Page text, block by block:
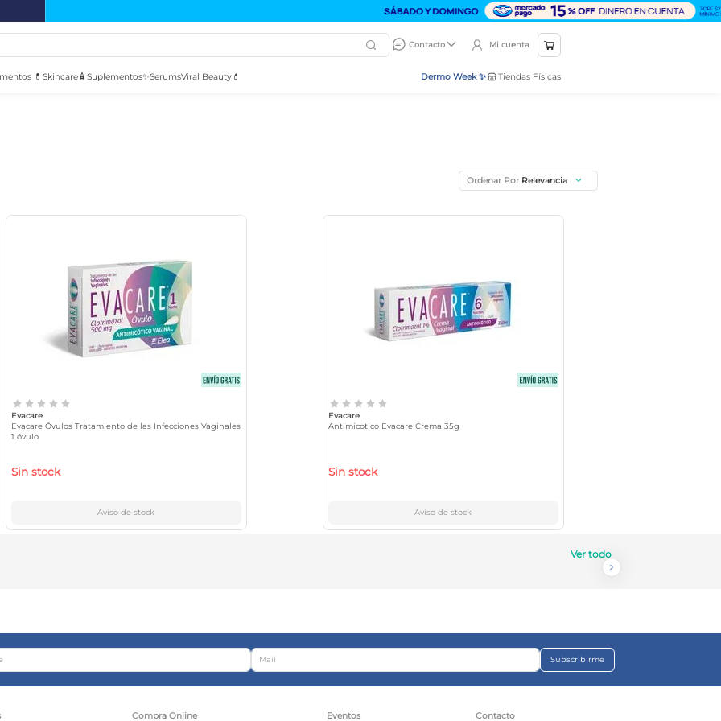
Contacto
Mi cuenta
💊 Skincare🧴 Suplementos✨SerumsViral Beauty💄 Dermo Week ✨ Tiendas Físicas
Ordenar Por Relevancia
Evacare
Evacare Óvulos Tratamiento de las Infecciones Vaginales
1 óvulo
Sin stock
Aviso de stock
Evacare
Antimicotico Evacare Crema 35g
Sin stock
Aviso de stock
Ver todo
Subscribirme
Compra Online Eventos Contacto